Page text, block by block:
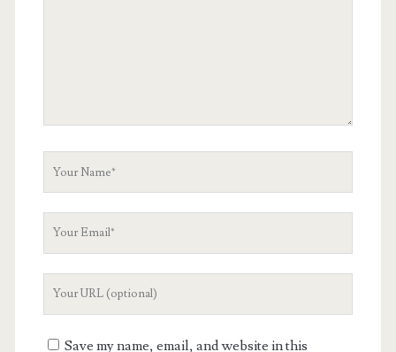
Your
Save my name, email, and website in this